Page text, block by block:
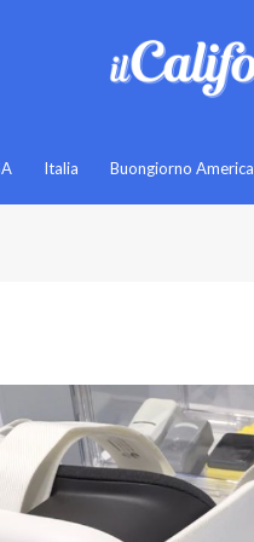
Italia Buongiorno America